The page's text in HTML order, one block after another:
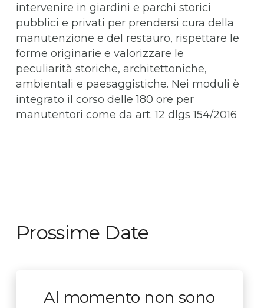
intervenire in giardini e parchi storici
pubblici e privati per prendersi cura della
manutenzione e del restauro, rispettare le
forme originarie e valorizzare le
peculiarità storiche, architettoniche,
ambientali e paesaggistiche. Nei moduli è
integrato il corso delle 180 ore per
manutentori come da art. 12 dlgs 154/2016
Prossime Date
Al momento non sono